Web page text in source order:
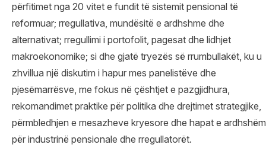
përfitimet nga 20 vitet e fundit të sistemit pensional të
reformuar; rregullativa, mundësitë e ardhshme dhe
alternativat; rregullimi i portofolit, pagesat dhe lidhjet
makroekonomike; si dhe gjatë tryezës së rrumbullakët, ku u
zhvillua një diskutim i hapur mes panelistëve dhe
pjesëmarrësve, me fokus në çështjet e pazgjidhura,
rekomandimet praktike për politika dhe drejtimet strategjike,
përmbledhjen e mesazheve kryesore dhe hapat e ardhshëm
për industrinë pensionale dhe rregullatorët.